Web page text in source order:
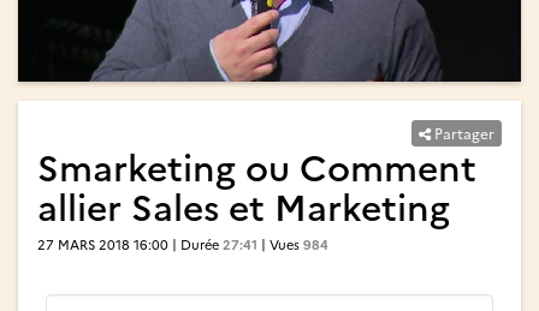
la
vidéo
la
vidéo
Partager
Smarketing ou Comment
allier Sales et Marketing
27 MARS 2018 16:00 | Durée 27:41 | Vues 984